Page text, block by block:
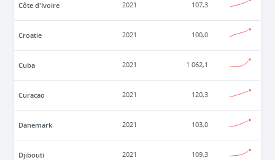
Côte d'Ivoire 2021 107,3
Croatie 2021 100,0
Cuba 2021 1 062,1
Curacao 2021 120,3
Danemark 2021 103,0
Djibouti 2021 109,3